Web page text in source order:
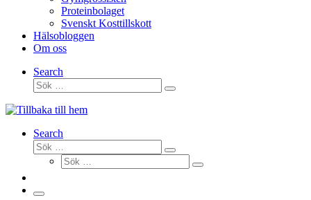
Proteinbolaget
Svenskt Kosttillskott
Hälsobloggen
Om oss
Search
Sök
Sök
Search
Sök
Sök
Sök
Sök